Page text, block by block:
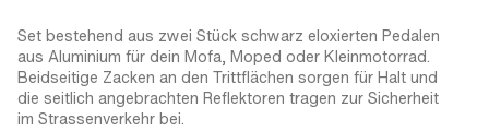
Set bestehend aus zwei Stück schwarz eloxierten Pedalen
aus Aluminium für dein Mofa, Moped oder Kleinmotorrad.
Beidseitige Zacken an den Trittflächen sorgen für Halt und
die seitlich angebrachten Reflektoren tragen zur Sicherheit
im Strassenverkehr bei.